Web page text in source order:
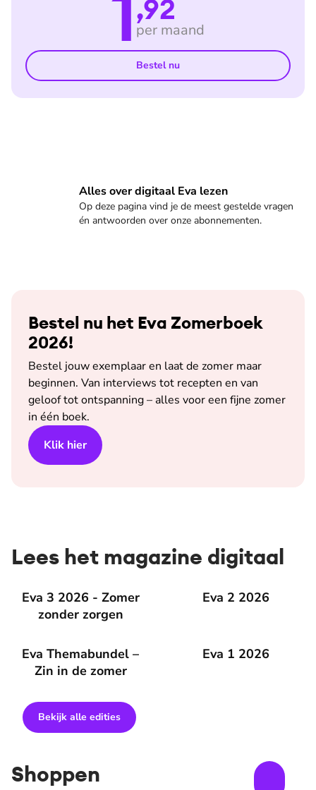
,92
per maand
Bestel nu
Alles over digitaal Eva lezen
Op deze pagina vind je de meest gestelde vragen
én antwoorden over onze abonnementen.
Veelgestelde vragen
Bestel nu het Eva Zomerboek
2026!
Bestel jouw exemplaar en laat de zomer maar
beginnen. Van interviews tot recepten en van
geloof tot ontspanning – alles voor een fijne zomer
in één boek.
Klik hier
Lees het magazine digitaal
Eva 3 2026 - Zomer
zonder zorgen
Eva 3 2026 - Zomer zonder zorgen Eva 2 2026
Eva 2 2026
Eva Themabundel –
Zin in de zomer
Eva Themabundel – Zin in de zomer Eva 1 2026
Eva 1 2026
Bekijk alle edities
Shoppen